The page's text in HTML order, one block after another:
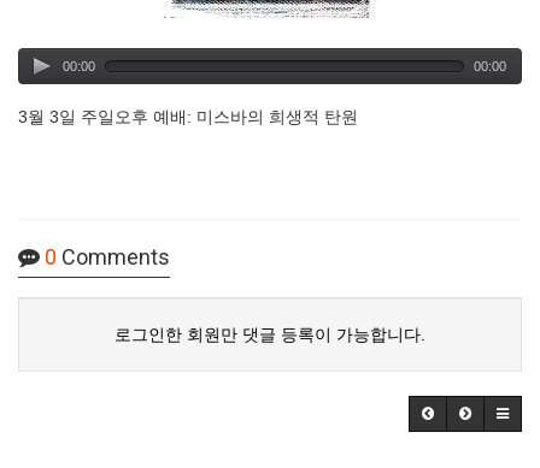
00:00 00:00
3월 3일 주일오후 예배: 미스바의 희생적 탄원
0 Comments
로그인한 회원만 댓글 등록이 가능합니다.